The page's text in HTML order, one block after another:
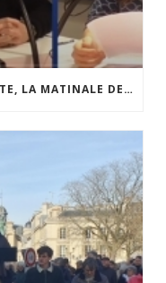
[MÉDIAS] INVITÉ DE LIGNE DROITE, LA MATINALE DE RADIO COURTOISIE